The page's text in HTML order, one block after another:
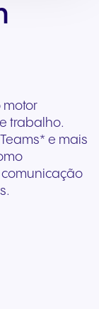
motor
trabalho.
e mais
comunicação